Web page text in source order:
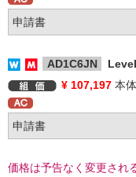
AD1C6JN
¥ 107,197 本
価格は予告なく変更され